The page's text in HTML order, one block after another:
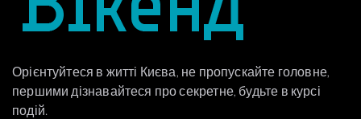
Орієнтуйтеся в житті Києва, не пропускайте головне,
першими дізнавайтеся про секретне, будьте в курсі
подій.